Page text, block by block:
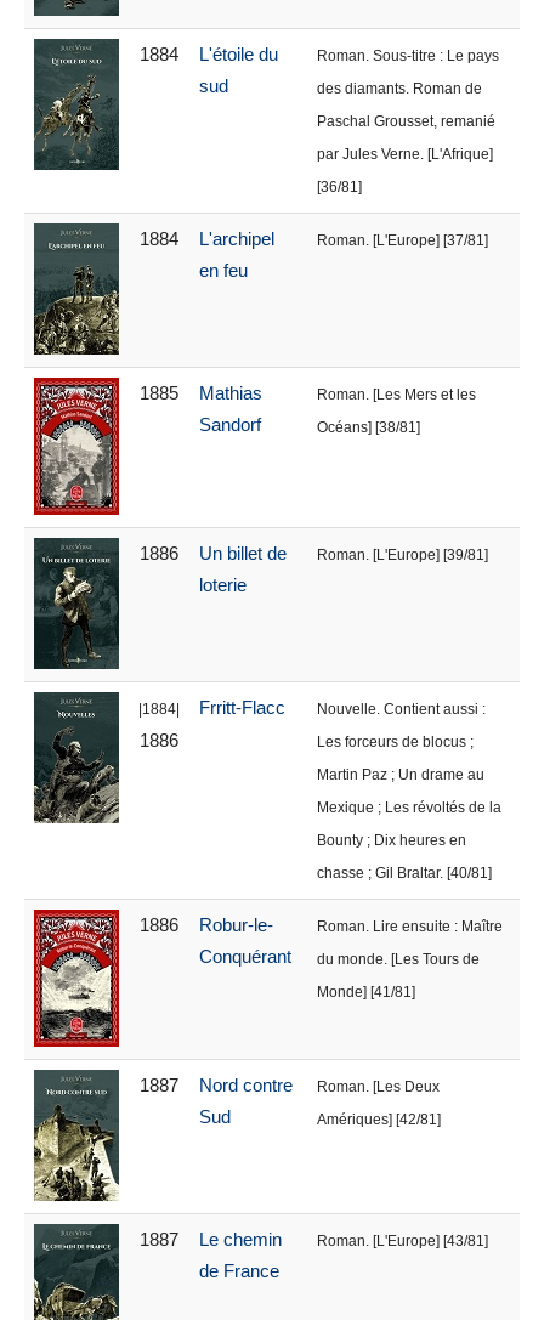
1884
L'étoile du
sud
Roman. Sous-titre : Le pays
des diamants. Roman de
Paschal Grousset, remanié
par Jules Verne. [L'Afrique]
[36/81]
1884
L'archipel
en feu
Roman. [L'Europe] [37/81]
1885
Mathias
Sandorf
Roman. [Les Mers et les
Océans] [38/81]
1886
Un billet de
loterie
Roman. [L'Europe] [39/81]
|1884|
1886
Frritt-Flacc
Nouvelle. Contient aussi :
Les forceurs de blocus ;
Martin Paz ; Un drame au
Mexique ; Les révoltés de la
Bounty ; Dix heures en
chasse ; Gil Braltar. [40/81]
1886
Robur-le-
Conquérant
Roman. Lire ensuite : Maître
du monde. [Les Tours de
Monde] [41/81]
1887
Nord contre
Sud
Roman. [Les Deux
Amériques] [42/81]
1887
Le chemin
de France
Roman. [L'Europe] [43/81]